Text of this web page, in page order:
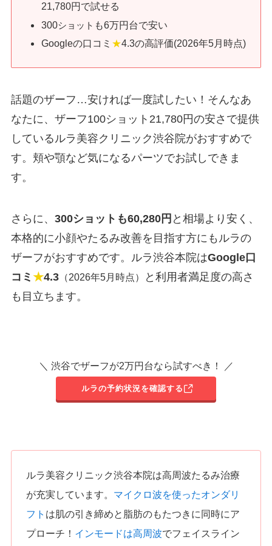
21,780円で試せる
300ショット も6万円台で安い
Googleの口コミ ★4.3の高評価(2026年5月時点)
話題のザーフ…安ければ一度試したい！そんなあ
なたに、ザーフ100ショット21,780円の安さで提供
しているルラ美容クリニック渋谷院がおすすめで
す。頬や顎など気になるパーツでお試しできま
す。
さらに、 300ショットも60,280円 と相場より安く、
本格的に小顔やたるみ改善を目指す方にもルラの
ザーフがおすすめです。ルラ渋谷本院はGoogle口
コミ ★4.3（2026年5月時点）
と利用者満足度の高さ
も目立ちます。
＼ 渋谷でザーフが2万円台なら試すべき！ ／
ルラの予約状況を確認する
ルラ美容クリニック渋谷本院は高周波たるみ治療
が充実しています。 マイクロ波を使ったオンダリ
フト は肌の引き締めと脂肪のもたつきに同時にア
プローチ！ インモードは高周波でフェイスライン